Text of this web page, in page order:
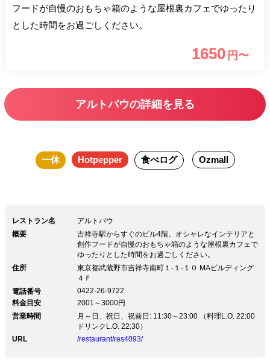
フードが自慢のおもちゃ箱のような屋根裏カフェでゆったり
とした時間をお過ごしください。
1650 円〜
アルトバウの詳細を見る
一休 Hotpepper 食べログ Ozmall
レストラン名
アルトバウ
概要
吉祥寺駅からすぐのビル4階。オシャレなインテリアと
創作フードが自慢のおもちゃ箱のような屋根裏カフェで
ゆったりとした時間をお過ごしください。
住所
東京都武蔵野市吉祥寺南町１-１-１０ MAビルディング
４Ｆ
電話番号
0422-26-9722
料金目安
2001～3000円
営業時間
月～日、祝日、祝前日: 11:30～23:00 （料理L.O. 22:00
ドリンクL.O. 22:30）
URL
/restaurant/res4093/